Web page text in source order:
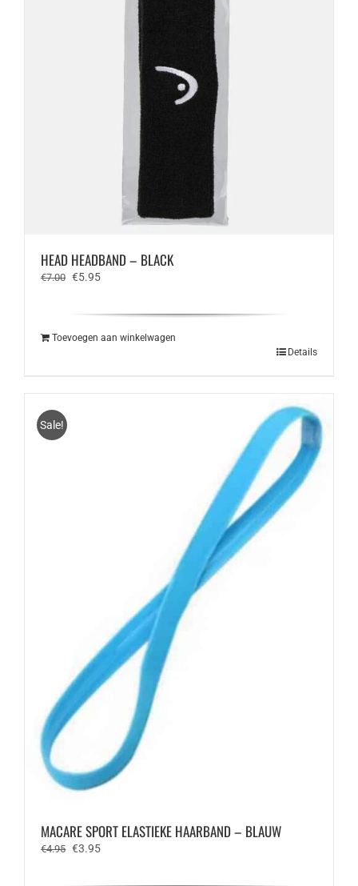
HEAD HEADBAND – BLACK
€7.00 Oorspronkelijke
€5.95Huidige
Toevoegen aan winkelwagen
Details
Sale!
MACARE SPORT ELASTIEKE HAARBAND – BLAUW
€4.95 Oorspronkelijke
€3.95Huidige